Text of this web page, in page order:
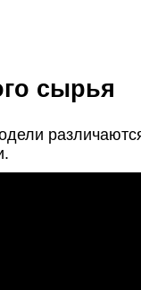
сырья